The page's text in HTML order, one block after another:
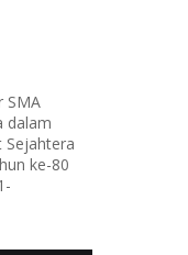
SMA
dalam
ke-80